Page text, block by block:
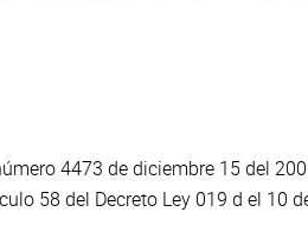
4473 de diciembre 15 del
58 del Decreto Ley 019 d el 10